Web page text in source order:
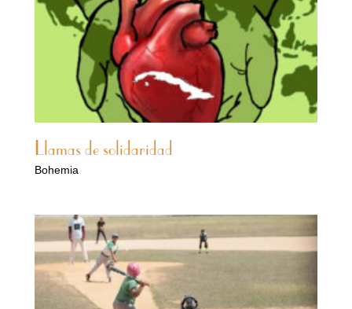
Llamas de solidaridad
Bohemia